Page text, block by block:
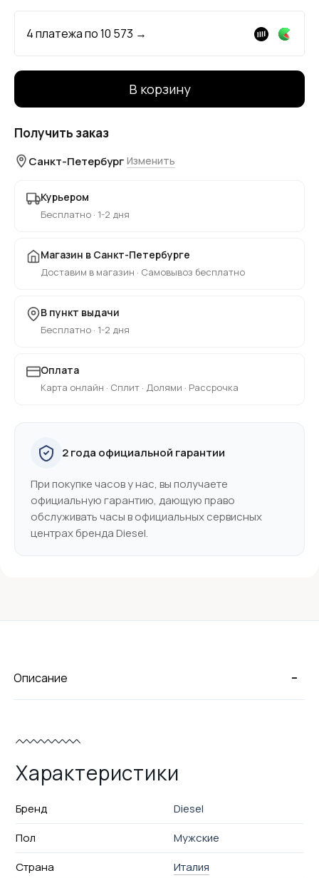
4 платежа по10 573 →
В корзину
Получить заказ
Санкт-Петербург Изменить
Курьером
Бесплатно · 1-2 дня
Магазин в Санкт-Петербурге
Доставим в магазин · Самовывоз бесплатно
В пункт выдачи
Бесплатно · 1-2 дня
Оплата
Карта онлайн · Сплит · Долями · Рассрочка
2 года официальной гарантии
При покупке часов у нас, вы получаете
официальную гарантию, дающую право
обслуживать часы в официальных сервисных
центрах бренда Diesel.
-
Описание
Характеристики
Бренд
Diesel
Пол
Мужские
Страна
Италия